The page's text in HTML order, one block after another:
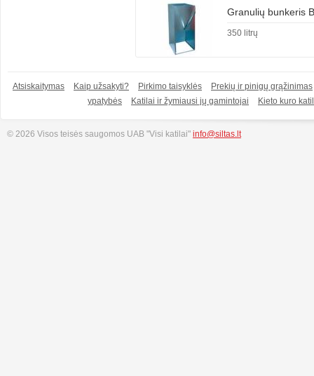
Granulių bunkeris
350 litrų
Atsiskaitymas Kaip užsakyti? Pirkimo taisyklės
Prekių ir pinigų grąžinimas
ypatybės
Katilai ir žymiausi jų gamintojai Kieto kuro
© 2026 Visos teisės saugomos UAB "Visi katilai" info@siltas.lt